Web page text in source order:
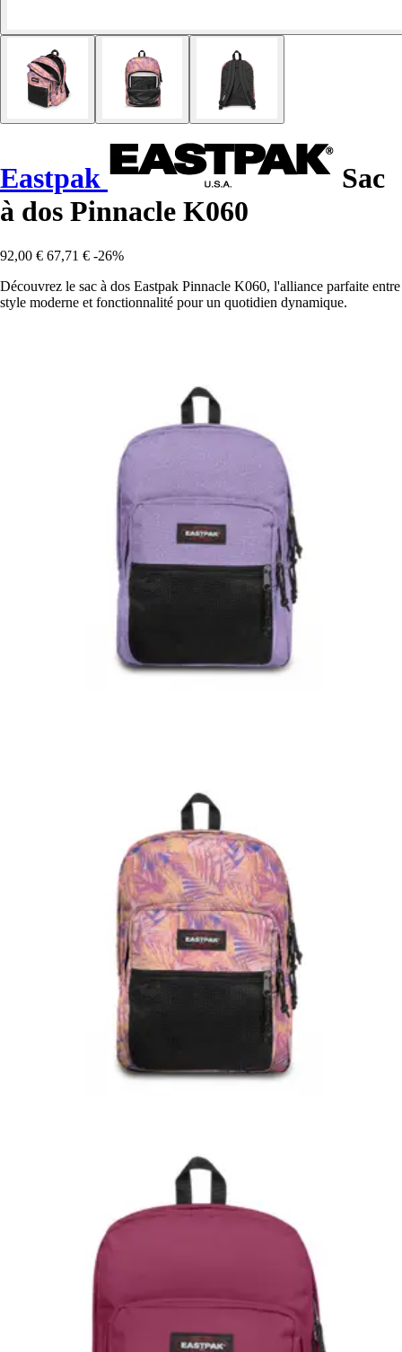
Eastpak
Sac
à dos Pinnacle K060
92,00 € 67,71 € -26%
Découvrez le sac à dos Eastpak Pinnacle K060, l'alliance parfaite entre
style moderne et fonctionnalité pour un quotidien dynamique.